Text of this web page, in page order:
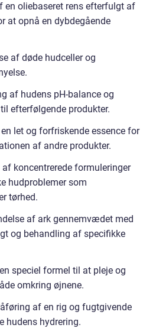
en oliebaseret rens efterfulgt af
at opnå en dybdegående
af døde hudceller og
af hudens pH-balance og
efterfølgende produkter.
let og forfriskende essence for
af andre produkter.
koncentrerede formuleringer
hudproblemer som
tørhed.
af ark gennemvædet med
og behandling af specifikke
speciel formel til at pleje og
omkring øjnene.
af en rig og fugtgivende
hudens hydrering.